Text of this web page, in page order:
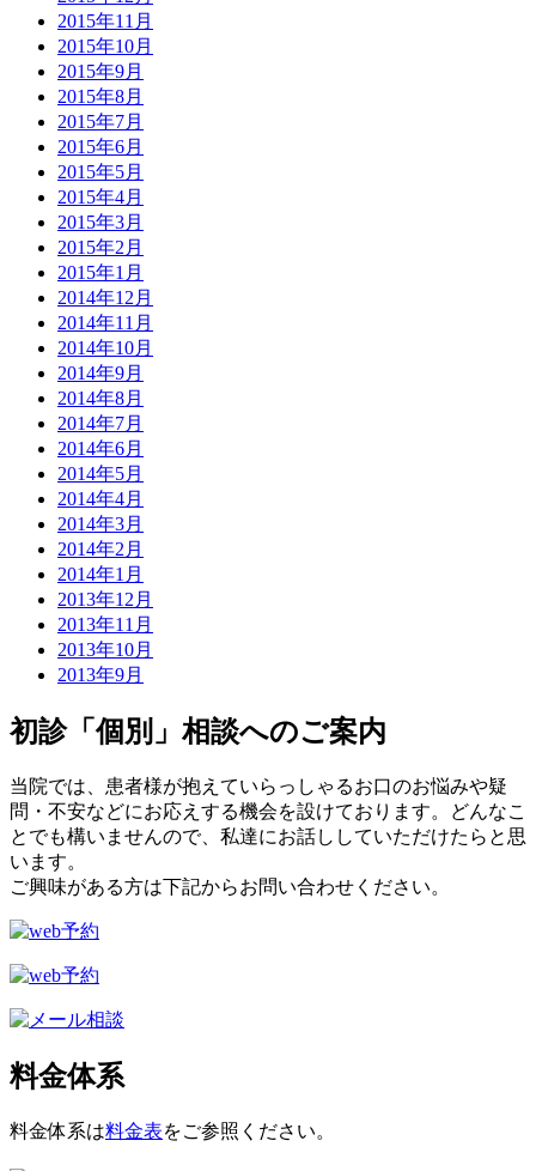
2015年11月
2015年10月
2015年9月
2015年8月
2015年7月
2015年6月
2015年5月
2015年4月
2015年3月
2015年2月
2015年1月
2014年12月
2014年11月
2014年10月
2014年9月
2014年8月
2014年7月
2014年6月
2014年5月
2014年4月
2014年3月
2014年2月
2014年1月
2013年12月
2013年11月
2013年10月
2013年9月
初診「個別」相談へのご案内
当院では、患者様が抱えていらっしゃるお口のお悩みや疑
問・不安などにお応えする機会を設けております。どんなこ
とでも構いませんので、私達にお話ししていただけたらと思
います。
ご興味がある方は下記からお問い合わせください。
料金体系
料金体系は料金表をご参照ください。